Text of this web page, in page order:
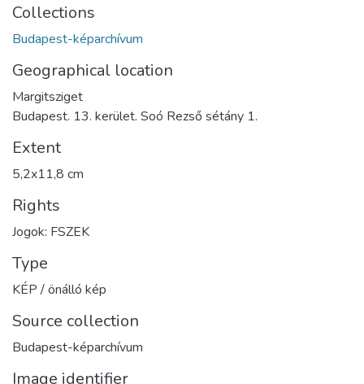
Collections
Budapest-képarchívum
Geographical location
Margitsziget
Budapest. 13. kerület. Soó Rezső sétány 1.
Extent
5,2x11,8 cm
Rights
Jogok: FSZEK
Type
KÉP / önálló kép
Source collection
Budapest-képarchívum
Image identifier